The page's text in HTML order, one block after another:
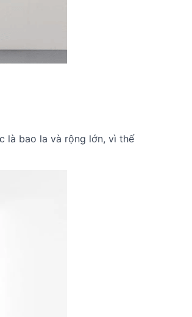
là bao la và rộng lớn, vì thế